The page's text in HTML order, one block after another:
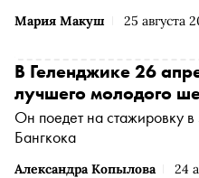
Мария Макуш 25 августа
Александра Копылова 24
В Геленджике 26
лучшего молодого
Он поедет на стажировку
Бангкока